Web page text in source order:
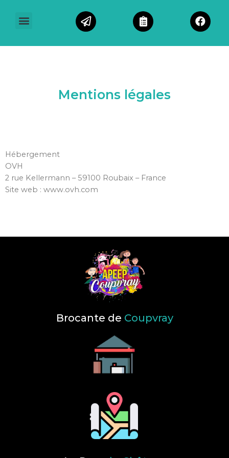
Mentions légales
Hébergement
OVH
2 rue Kellermann – 59100 Roubaix – France
Site web : www.ovh.com
Brocante de Coupvray